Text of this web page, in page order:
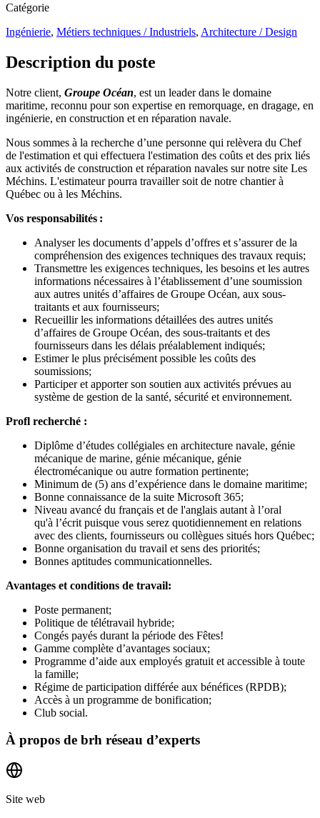
Catégorie
Ingénierie, Métiers techniques / Industriels, Architecture / Design
Description du poste
Notre client, Groupe Océan, est un leader dans le domaine
maritime, reconnu pour son expertise en remorquage, en dragage, en
ingénierie, en construction et en réparation navale.
Nous sommes à la recherche d’une personne qui relèvera du Chef
de l'estimation et qui effectuera l'estimation des coûts et des prix liés
aux activités de construction et réparation navales sur notre site Les
Méchins. L'estimateur pourra travailler soit de notre chantier à
Québec ou à les Méchins.
Vos responsabilités :
Analyser les documents d’appels d’offres et s’assurer de la
compréhension des exigences techniques des travaux requis;
Transmettre les exigences techniques, les besoins et les autres
informations nécessaires à l’établissement d’une soumission
aux autres unités d’affaires de Groupe Océan, aux sous-
traitants et aux fournisseurs;
Recueillir les informations détaillées des autres unités
d’affaires de Groupe Océan, des sous-traitants et des
fournisseurs dans les délais préalablement indiqués;
Estimer le plus précisément possible les coûts des
soumissions;
Participer et apporter son soutien aux activités prévues au
système de gestion de la santé, sécurité et environnement.
Profl recherché :
Diplôme d’études collégiales en architecture navale, génie
mécanique de marine, génie mécanique, génie
électromécanique ou autre formation pertinente;
Minimum de (5) ans d’expérience dans le domaine maritime;
Bonne connaissance de la suite Microsoft 365;
Niveau avancé du français et de l'anglais autant à l’oral
qu'à l’écrit puisque vous serez quotidiennement en relations
avec des clients, fournisseurs ou collègues situés hors Québec;
Bonne organisation du travail et sens des priorités;
Bonnes aptitudes communicationnelles.
Avantages et conditions de travail:
Poste permanent;
Politique de télétravail hybride;
Congés payés durant la période des Fêtes!
Gamme complète d’avantages sociaux;
Programme d’aide aux employés gratuit et accessible à toute
la famille;
Régime de participation différée aux bénéfices (RPDB);
Accès à un programme de bonification;
Club social.
À propos de brh réseau d’experts
Site web